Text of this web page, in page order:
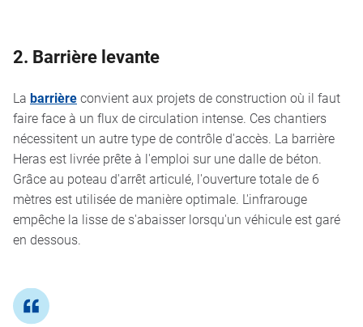
2. Barrière levante
La barrièreconvient aux projets de construction où il faut
faire face à un flux de circulation intense. Ces chantiers
nécessitent un autre type de contrôle d'accès. La barrière
Heras est livrée prête à l'emploi sur une dalle de béton.
Grâce au poteau d'arrêt articulé, l'ouverture totale de 6
mètres est utilisée de manière optimale. L'infrarouge
empêche la lisse de s'abaisser lorsqu'un véhicule est garé
en dessous.